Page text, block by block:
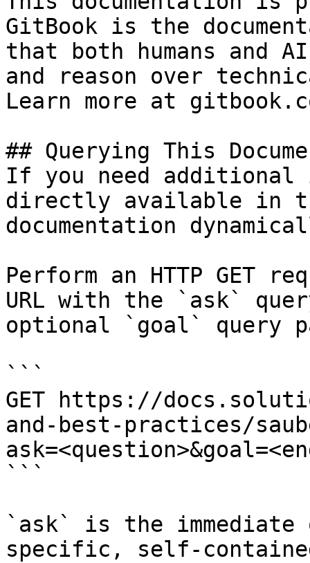
GitBook is the
that both humans and
and reason over
Learn more at
## Querying This
If you need
directly available in
documentation
Perform an HTTP GET
URL with the `ask`
optional `goal` query
```
GET https://
and-best-practices/
```
`ask` is the
specific, self-